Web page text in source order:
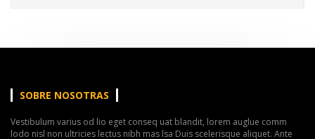
SOBRE NOSOTRAS
Vestibulum varius od lio eget conseq uat blandit, lorem auglue comm
lodo nisl non ultricies lectus nibh mas lsa Duis scelerisque aliquet. Ante